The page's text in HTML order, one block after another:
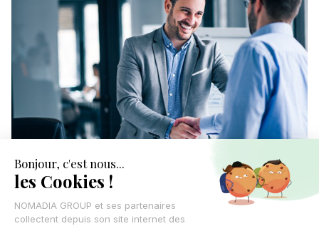
Meilleure productivité des équipes
terrain